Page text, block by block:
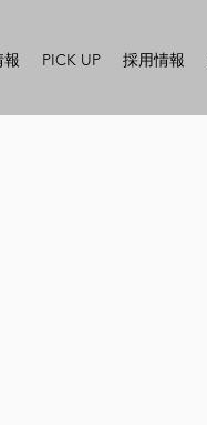
報 PICK UP 採用情報